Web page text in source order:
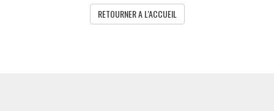
RETOURNER A L'ACCUEIL